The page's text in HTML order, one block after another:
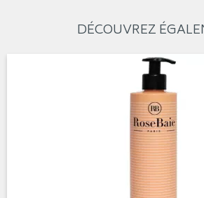
DÉCOUVREZ